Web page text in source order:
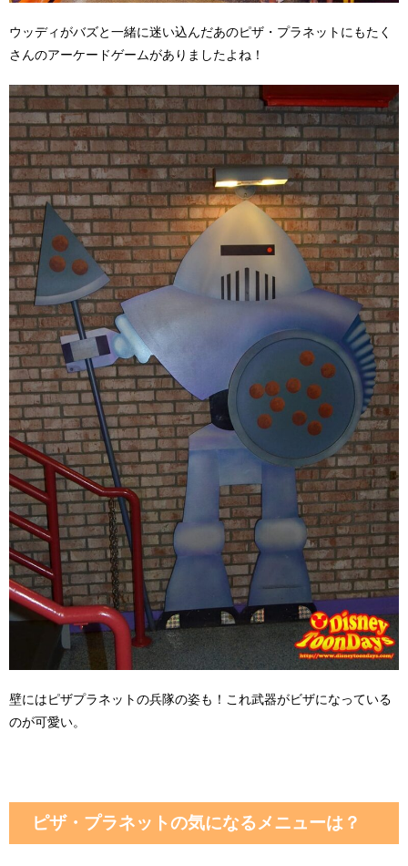
ウッディがバズと一緒に迷い込んだあのピザ・プラネットにもたく
さんのアーケードゲームがありましたよね！
壁にはピザプラネットの兵隊の姿も！これ武器がビザになっている
のが可愛い。
ピザ・プラネットの気になるメニューは？